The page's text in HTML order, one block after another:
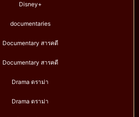
Disney+
documentaries
Documentary สารคดี
Documentary สารคดี
Drama ดราม่า
Drama ดราม่า